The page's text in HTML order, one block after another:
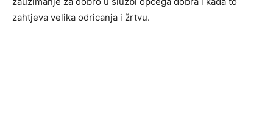
zahtjeva velika odricanja i žrtvu.